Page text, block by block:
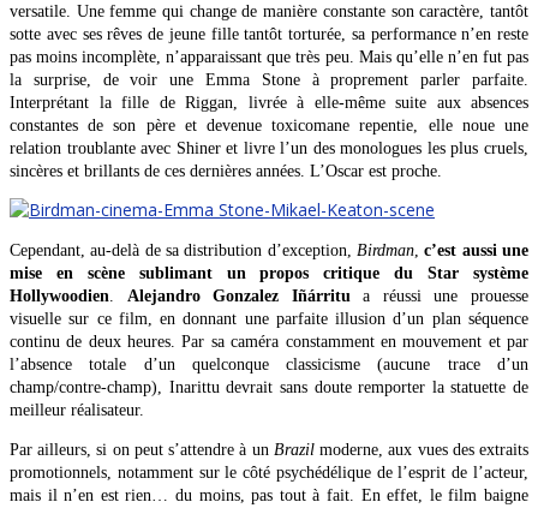
versatile. Une femme qui change de manière constante son caractère, tantôt
sotte avec ses rêves de jeune fille tantôt torturée, sa performance n’en reste
pas moins incomplète, n’apparaissant que très peu. Mais qu’elle n’en fut pas
la surprise, de voir une Emma Stone à proprement parler parfaite.
Interprétant la fille de Riggan, livrée à elle-même suite aux absences
constantes de son père et devenue toxicomane repentie, elle noue une
relation troublante avec Shiner et livre l’un des monologues les plus cruels,
sincères et brillants de ces dernières années. L’Oscar est proche.
Cependant, au-delà de sa distribution d’exception, Birdman,c’est aussi une
mise en scène sublimant un propos critique du Star système
Hollywoodien. Alejandro Gonzalez Iñárritua réussi une prouesse
visuelle sur ce film, en donnant une parfaite illusion d’un plan séquence
continu de deux heures. Par sa caméra constamment en mouvement et par
l’absence totale d’un quelconque classicisme (aucune trace d’un
champ/contre-champ), Inarittu devrait sans doute remporter la statuette de
meilleur réalisateur.
Par ailleurs, si on peut s’attendre à un Brazilmoderne, aux vues des extraits
promotionnels, notamment sur le côté psychédélique de l’esprit de l’acteur,
mais il n’en est rien… du moins, pas tout à fait. En effet, le film baigne